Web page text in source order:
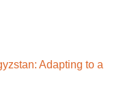
Adapting to a